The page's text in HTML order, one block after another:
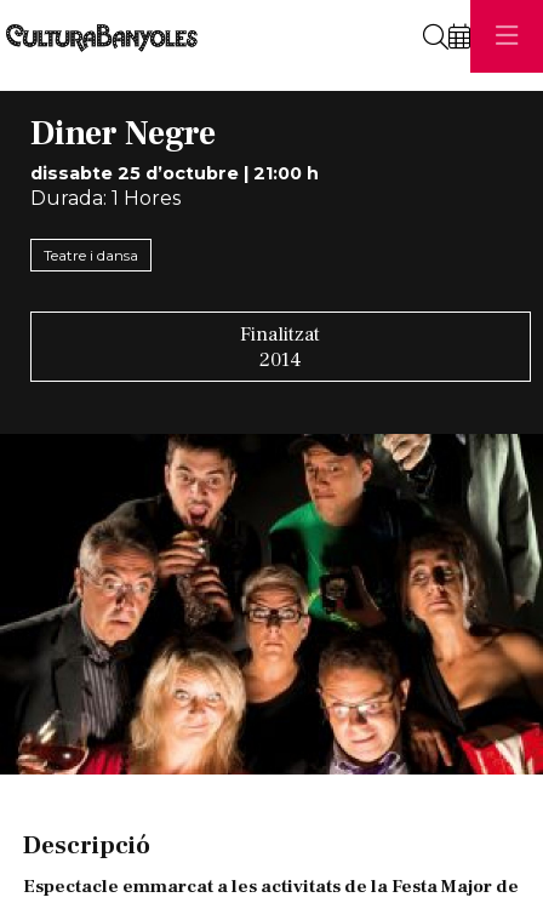
Diner Negre
dissabte 25 d’octubre| 21:00 h
Durada: 1 Hores
Teatre i dansa
Finalitzat
2014
Descripció
Espectacle emmarcat a les activitats de la Festa Major de